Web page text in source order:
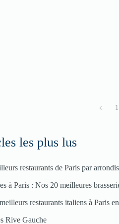
1
les plus lus
restaurants de Paris par
à Paris : Nos 20 meilleures
restaurants italiens à Paris
Rive Gauche